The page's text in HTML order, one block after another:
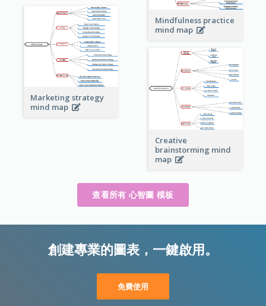
Mindfulness practice
mind map
Marketing strategy
mind map
Creative
brainstorming mind
map
查看所有 心智圖 模板
創建專業的圖表，一鍵啟用。
免費使用